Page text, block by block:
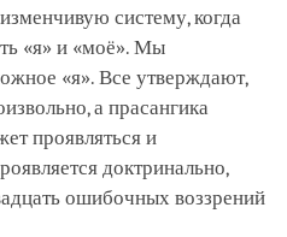
систему, когда
«я» и «моё». Мы
«я». Все утверждают,
а прасангика
проявляться и
доктринально,
ошибочных воззрений